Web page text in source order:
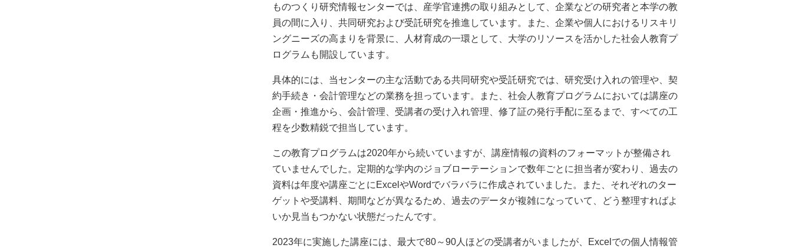
ものつくり研究情報センターでは、産学官連携の取り組みとして、企業などの研究者と本学の教
員の間に入り、共同研究および受託研究を推進しています。また、企業や個人におけるリスキリ
ングニーズの高まりを背景に、人材育成の一環として、大学のリソースを活かした社会人教育プ
ログラムも開設しています。
具体的には、当センターの主な活動である共同研究や受託研究では、研究受け入れの管理や、契
約手続き・会計管理などの業務を担っています。また、社会人教育プログラムにおいては講座の
企画・推進から、会計管理、受講者の受け入れ管理、修了証の発行手配に至るまで、すべての工
程を少数精鋭で担当しています。
この教育プログラムは2020年から続いていますが、講座情報の資料のフォーマットが整備され
ていませんでした。定期的な学内のジョブローテーションで数年ごとに担当者が変わり、過去の
資料は年度や講座ごとにExcelやWordでバラバラに作成されていました。また、それぞれのター
ゲットや受講料、期間などが異なるため、過去のデータが複雑になっていて、どう整理すればよ
いか見当もつかない状態だったんです。
2023年に実施した講座には、最大で80～90人ほどの受講者がいましたが、Excelでの個人情報管